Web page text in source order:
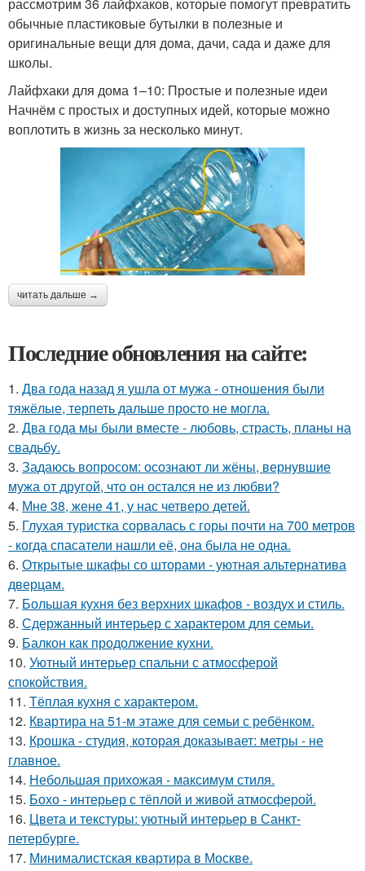
обычные пластиковые бутылки в полезные и
оригинальные вещи для дома, дачи, сада и даже для
школы.
Лайфхаки для дома 1–10: Простые и полезные идеи
Начнём с простых и доступных идей, которые можно
воплотить в жизнь за несколько минут.
читать дальше →
Последние обновления на сайте:
1. Два года назад я ушла от мужа - отношения были
тяжёлые, терпеть дальше просто не могла.
2. Два года мы были вместе - любовь, страсть, планы на
свадьбу.
3. Задаюсь вопросом: осознают ли жёны, вернувшие
мужа от другой, что он остался не из любви?
4. Мне 38, жене 41, у нас четверо детей.
5. Глухая туристка сорвалась с горы почти на 700 метров
- когда спасатели нашли её, она была не одна.
6. Открытые шкафы со шторами - уютная альтернатива
дверцам.
7. Большая кухня без верхних шкафов - воздух и стиль.
8. Сдержанный интерьер с характером для семьи.
9. Балкон как продолжение кухни.
10. Уютный интерьер спальни с атмосферой
спокойствия.
11. Тёплая кухня с характером.
12. Квартира на 51-м этаже для семьи с ребёнком.
13. Крошка - студия, которая доказывает: метры - не
главное.
14. Небольшая прихожая - максимум стиля.
15. Бохо - интерьер с тёплой и живой атмосферой.
16. Цвета и текстуры: уютный интерьер в Санкт-
петербурге.
17. Минималистская квартира в Москве.